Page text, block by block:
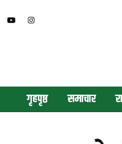
गृहपृष्ठ समाचार